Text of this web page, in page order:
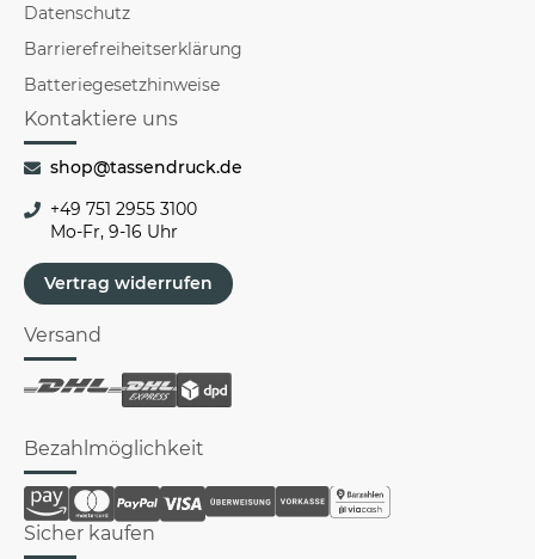
Datenschutz
Barrierefreiheitserklärung
Batteriegesetzhinweise
Kontaktiere uns
shop@tassendruck.de
+49 751 2955 3100
Mo-Fr, 9-16 Uhr
Vertrag widerrufen
Versand
Bezahlmöglichkeit
Sicher kaufen